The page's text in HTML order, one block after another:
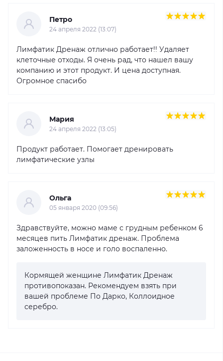
Петро
24 апреля 2022 (13:07)
Лимфатик Дренаж отлично работает!! Удаляет
клеточные отходы. Я очень рад, что нашел вашу
компанию и этот продукт. И цена доступная.
Огромное спасибо
Мария
24 апреля 2022 (13:05)
Продукт работает. Помогает дренировать
лимфатические узлы
Ольга
05 января 2020 (09:56)
Здравствуйте, можно маме с грудным ребенком 6
месяцев пить Лимфатик дренаж. Проблема
заложенность в носе и голо воспаленно.
Кормящей женщине Лимфатик Дренаж
противопоказан. Рекомендуем взять при
вашей проблеме По Дарко, Коллоидное
серебро.